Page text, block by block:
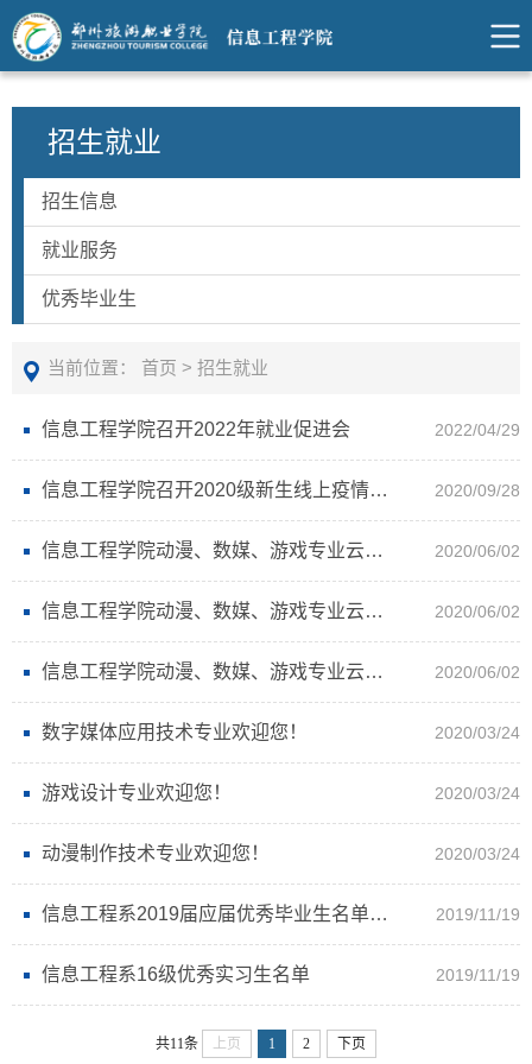
招生就业
招生信息
就业服务
优秀毕业生
当前位置： 首页 > 招生就业
信息工程学院召开2022年就业促进会 2022/04/29
信息工程学院召开2020级新生线上疫情防控主题班会 2020/09/28
信息工程学院动漫、数媒、游戏专业云端毕业设计展（3） 2020/06/02
信息工程学院动漫、数媒、游戏专业云端毕业设计展（2） 2020/06/02
信息工程学院动漫、数媒、游戏专业云端毕业设计展（1） 2020/06/02
数字媒体应用技术专业欢迎您！ 2020/03/24
游戏设计专业欢迎您！ 2020/03/24
动漫制作技术专业欢迎您！ 2020/03/24
信息工程系2019届应届优秀毕业生名单公示 2019/11/19
信息工程系16级优秀实习生名单 2019/11/19
共11条 上页 1 2 下页